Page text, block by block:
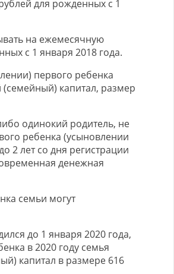
для рожденных с 1
на ежемесячную
с 1 января 2018 года.
первого ребенка
капитал, размер
одинокий родитель, не
ребенка (усыновлении
2 лет со дня регистрации
денежная
семьи могут
до 1 января 2020 года,
в 2020 году семья
капитал в размере 616